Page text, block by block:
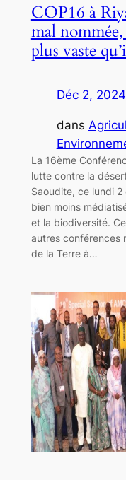
COP16 à
mal
plus vaste
Déc 2, 2024
dans
La 16ème
lutte contre la
Saoudite, ce lundi
bien moins
et la biodiversité.
autres conférences
de la Terre à…